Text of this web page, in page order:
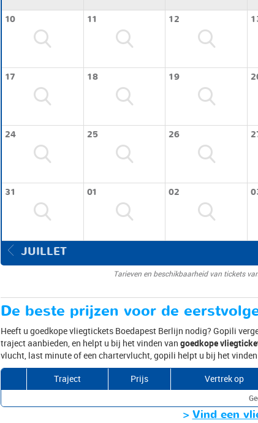
10 11 12
17 18 19
24 25 26
31 01 02
JUILLET
Tarieven en beschikbaarheid van tickets
De beste prijzen voor de
Heeft u goedkope vliegtickets Boedapest Berlijn nodig? Gopili
traject aanbieden, en helpt u bij het vinden van goedkope
vlucht, last minute of een chartervlucht, gopili helpt u bij het
Traject
Prijs Vertrek op
> Vind een